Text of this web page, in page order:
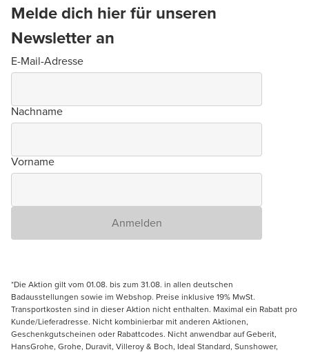
Melde dich hier für unseren
Newsletter an
E-Mail-Adresse
Nachname
Vorname
Anmelden
*Die Aktion gilt vom 01.08. bis zum 31.08. in allen deutschen
Badausstellungen sowie im Webshop. Preise inklusive 19% MwSt.
Transportkosten sind in dieser Aktion nicht enthalten. Maximal ein Rabatt pro
Kunde/Lieferadresse. Nicht kombinierbar mit anderen Aktionen,
Geschenkgutscheinen oder Rabattcodes. Nicht anwendbar auf Geberit,
HansGrohe, Grohe, Duravit, Villeroy & Boch, Ideal Standard, Sunshower,